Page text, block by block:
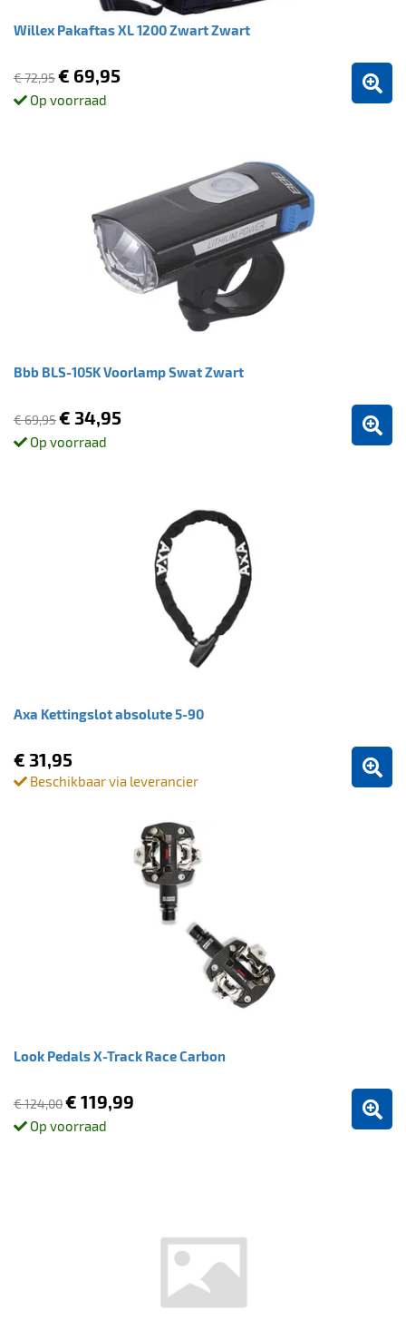
Willex Pakaftas XL 1200 Zwart Zwart
€ 72,95€ 69,95
Op voorraad
Bbb BLS-105K Voorlamp Swat Zwart
€ 69,95€ 34,95
Op voorraad
Axa Kettingslot absolute 5-90
€ 31,95
Beschikbaar via leverancier
Look Pedals X-Track Race Carbon
€ 124,00€ 119,99
Op voorraad